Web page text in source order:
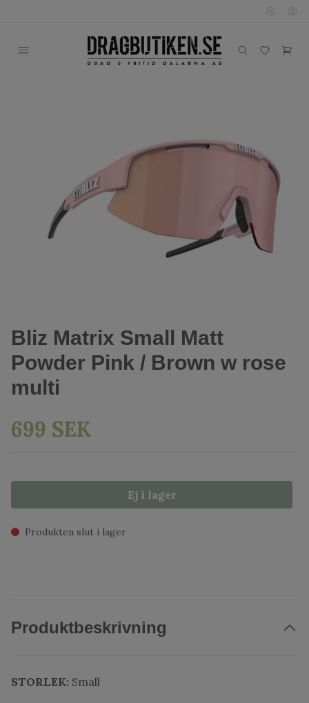
Bliz Matrix Small Matt
Powder Pink / Brown w rose
multi
699 SEK
Ej i lager
Produkten slut i lager
Produktbeskrivning
STORLEK: Small